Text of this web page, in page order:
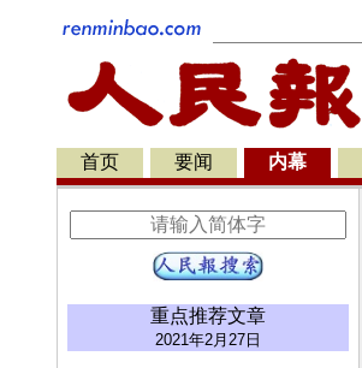
首页 要闻 内幕
重点推荐文章
2021年2月27日